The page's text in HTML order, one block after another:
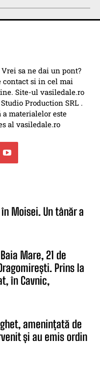
sa ne dai un pont?
contact si in cel mai
Site-ul vasiledale.ro
Production SRL .
a materialelor este
al vasiledale.ro
Moisei. Un tânăr a
Mare, 21 de
Prins la
în Cavnic,
amenințată de
și au emis ordin